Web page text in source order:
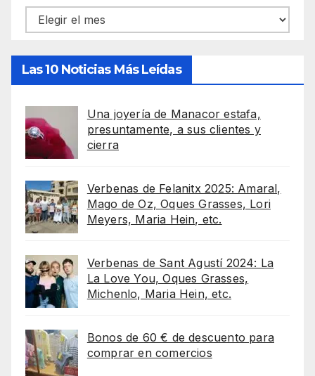
Archivos
Las 10 Noticias Más Leídas
Una joyería de Manacor estafa,
presuntamente, a sus clientes y
cierra
Verbenas de Felanitx 2025: Amaral,
Mago de Oz, Oques Grasses, Lori
Meyers, Maria Hein, etc.
Verbenas de Sant Agustí 2024: La
La Love You, Oques Grasses,
Michenlo, Maria Hein, etc.
Bonos de 60 € de descuento para
comprar en comercios